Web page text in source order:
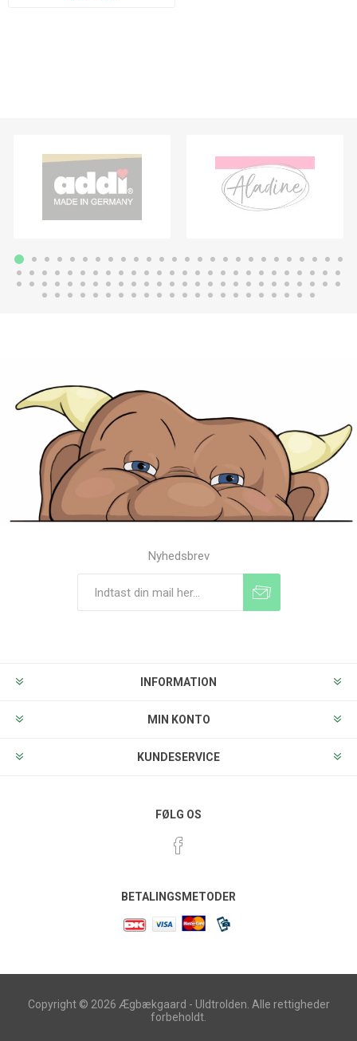
Nyhedsbrev
INFORMATION
MIN KONTO
KUNDESERVICE
FØLG OS
BETALINGSMETODER
Copyright © 2026 Ægbækgaard - Uldtrolden. Alle rettigheder
forbeholdt.